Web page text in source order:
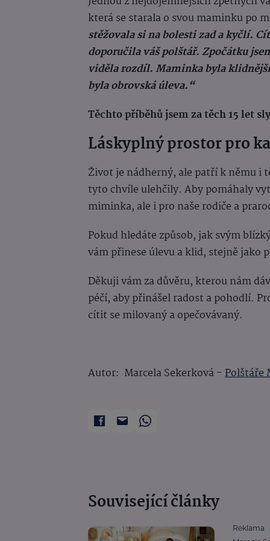
která se starala o svou maminku po
stěžovala si na bolesti zad a kyčlí.
doporučila váš polštář. Zpočátku
viděla rozdíl. Maminka byla
byla obrovská úleva.“
Těchto příběhů jsem za těch 15 let
Láskyplný prostor pro
Život je nádherný, ale patří k němu i
tyto chvíle ulehčily. Aby pomáhaly
miminka, ale i pro naše rodiče a
Pokud hledáte způsob, jak svým
vám přinese úlevu a klid, stejně jako
Děkuji vám za důvěru, kterou nám
péčí, aby přinášel radost a pohodlí.
cítit se milovaný a opečovávaný.
Autor: Marcela Sekerková -Polštáře
Související články
Reklama